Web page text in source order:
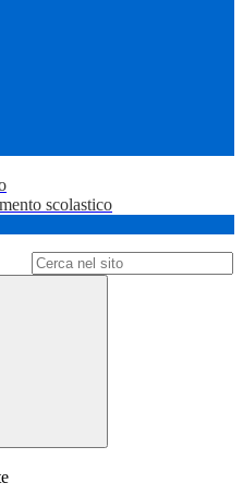
scolastico